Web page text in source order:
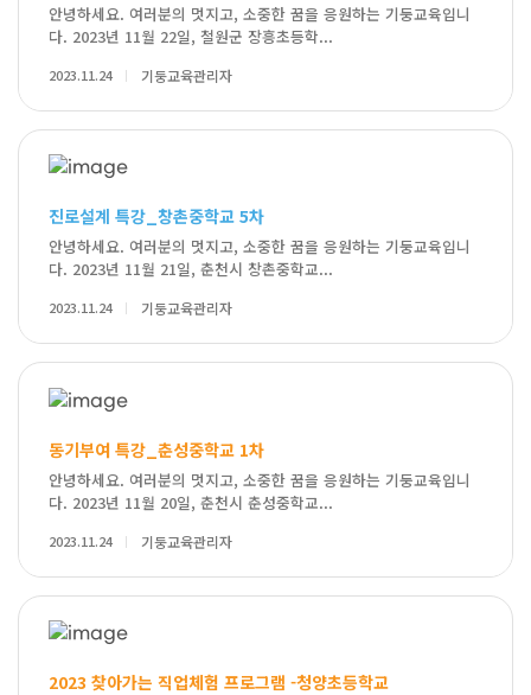
안녕하세요. 여러분의 멋지고, 소중한 꿈을 응원하는 기둥교육입니
다. 2023년 11월 22일, 철원군 장흥초등학...
2023.11.24 기둥교육관리자
진로설계 특강_창촌중학교 5차
안녕하세요. 여러분의 멋지고, 소중한 꿈을 응원하는 기둥교육입니
다. 2023년 11월 21일, 춘천시 창촌중학교...
2023.11.24 기둥교육관리자
동기부여 특강_춘성중학교 1차
안녕하세요. 여러분의 멋지고, 소중한 꿈을 응원하는 기둥교육입니
다. 2023년 11월 20일, 춘천시 춘성중학교...
2023.11.24 기둥교육관리자
2023 찾아가는 직업체험 프로그램 -청양초등학교